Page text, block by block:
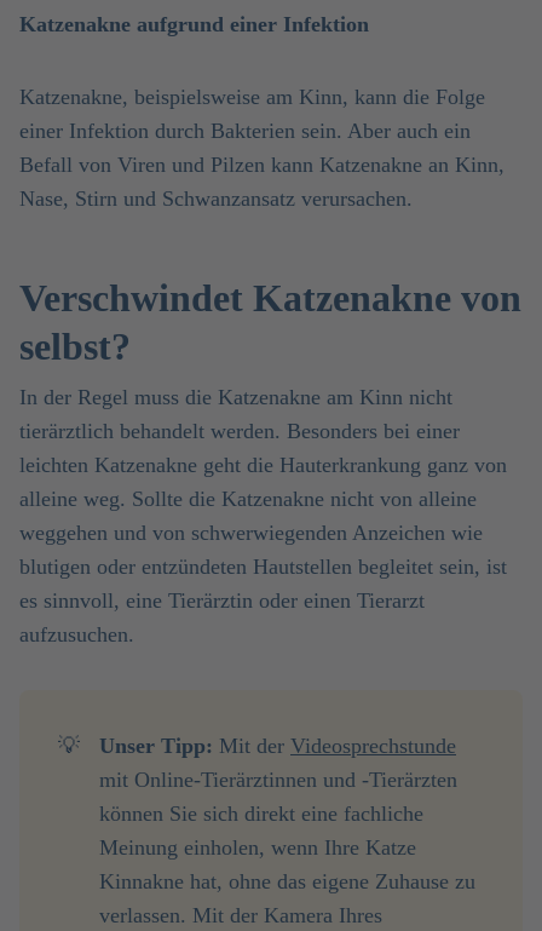
Katzenakne aufgrund einer Infektion
Katzenakne, beispielsweise am Kinn, kann die Folge
einer Infektion durch Bakterien sein. Aber auch ein
Befall von Viren und Pilzen kann Katzenakne an Kinn,
Nase, Stirn und Schwanzansatz verursachen.
Verschwindet Katzenakne von
selbst?
In der Regel muss die Katzenakne am Kinn nicht
tierärztlich behandelt werden. Besonders bei einer
leichten Katzenakne geht die Hauterkrankung ganz von
alleine weg. Sollte die Katzenakne nicht von alleine
weggehen und von schwerwiegenden Anzeichen wie
blutigen oder entzündeten Hautstellen begleitet sein, ist
es sinnvoll, eine Tierärztin oder einen Tierarzt
aufzusuchen.
💡 Unser Tipp: Mit der Videosprechstunde
mit Online-Tierärztinnen und -Tierärzten
können Sie sich direkt eine fachliche
Meinung einholen, wenn Ihre Katze
Kinnakne hat, ohne das eigene Zuhause zu
verlassen. Mit der Kamera Ihres